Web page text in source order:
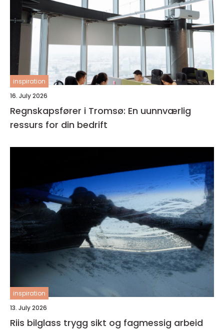
inspiration
16. July 2026
Regnskapsfører i Tromsø: En uunnværlig
ressurs for din bedrift
inspiration
13. July 2026
Riis bilglass trygg sikt og fagmessig arbeid